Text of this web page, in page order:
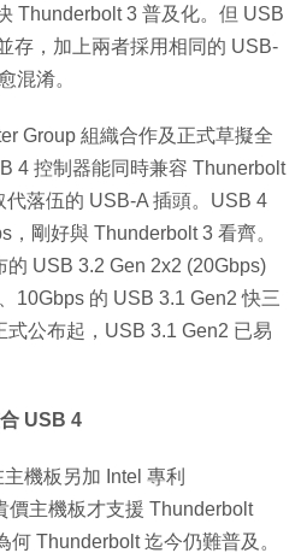
Thunderbolt 3 普及化。但 USB
存，加上兩者採用相同的 USB-
混淆。
Group 組織合作及正式草擬全
4 控制器能同時兼容 Thunerbolt
落伍的 USB-A 插頭。USB 4
剛好與 Thunderbolt 3 看齊。
的 USB 3.2 Gen 2x2 (20Gbps)
10Gbps 的 USB 3.1 Gen2 快三
公布起，USB 3.1 Gen2 已易
USB 4
機板另加 Intel 專利
價主機板才支援 Thunderbolt
Thunderbolt 迄今仍難普及。